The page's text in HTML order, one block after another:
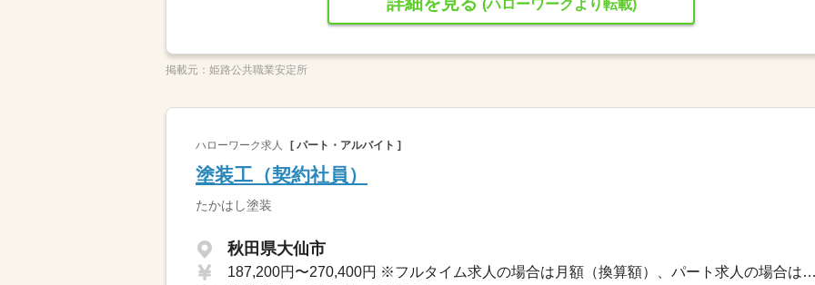
(ハローワークより転載)
掲載元： 姫路公共職業安定所
ハローワーク求人 [ パート・アルバイト ]
塗装工（契約社員）
たかはし塗装
秋田県大仙市
187,200円〜270,400円 ※フルタイム求人の場合は月額（換算額）、パート求人の場合は時間額を表示しています。